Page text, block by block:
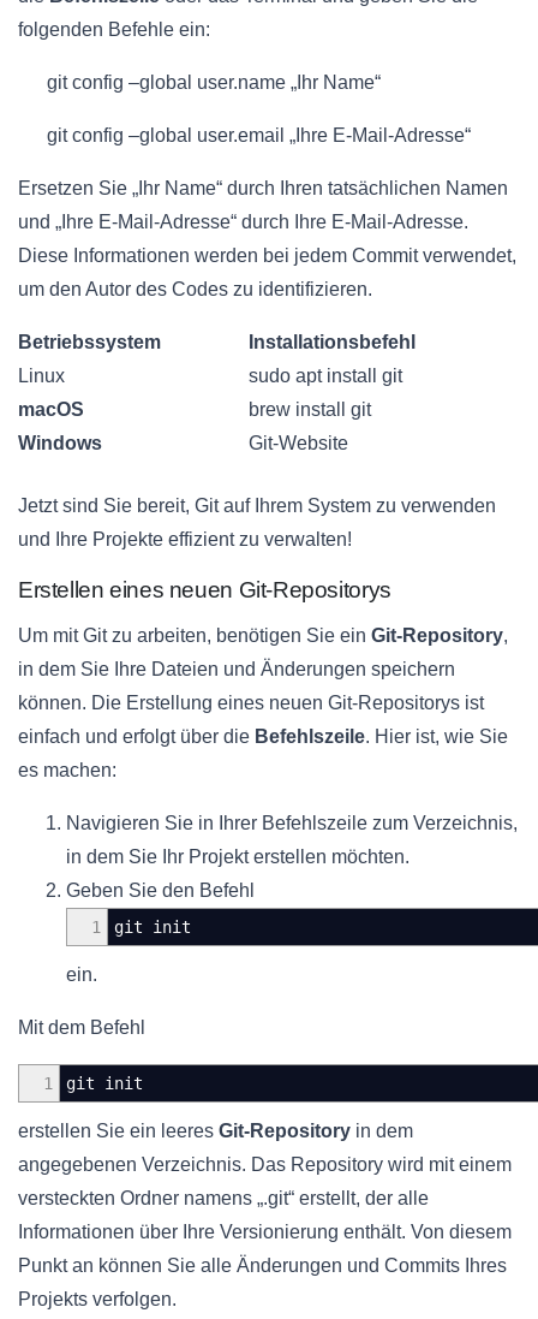
folgenden Befehle ein:
git config –global user.name „Ihr Name“
git config –global user.email „Ihre E-Mail-Adresse“
Ersetzen Sie „Ihr Name“ durch Ihren tatsächlichen Namen
und „Ihre E-Mail-Adresse“ durch Ihre E-Mail-Adresse.
Diese Informationen werden bei jedem Commit verwendet,
um den Autor des Codes zu identifizieren.
Betriebssystem
Installationsbefehl
Linux
sudo apt install git
macOS
brew install git
Windows
Git-Website
Jetzt sind Sie bereit, Git auf Ihrem System zu verwenden
und Ihre Projekte effizient zu verwalten!
Erstellen eines neuen Git-Repositorys
Um mit Git zu arbeiten, benötigen Sie ein Git-Repository,
in dem Sie Ihre Dateien und Änderungen speichern
können. Die Erstellung eines neuen Git-Repositorys ist
einfach und erfolgt über die Befehlszeile. Hier ist, wie Sie
es machen:
Navigieren Sie in Ihrer Befehlszeile zum Verzeichnis,
in dem Sie Ihr Projekt erstellen möchten.
Geben Sie den Befehl
1 git init
ein.
Mit dem Befehl
1 git init
erstellen Sie ein leeres Git-Repository in dem
angegebenen Verzeichnis. Das Repository wird mit einem
versteckten Ordner namens „.git“ erstellt, der alle
Informationen über Ihre Versionierung enthält. Von diesem
Punkt an können Sie alle Änderungen und Commits Ihres
Projekts verfolgen.